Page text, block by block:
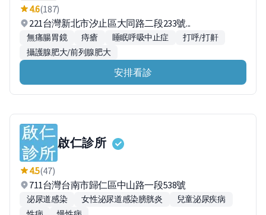
4.6(187)
221台灣新北市汐止區大同路二段233號...
無痛腸胃鏡 痔瘡 睡眠呼吸中止症
打呼/打鼾
攝護腺肥大/前列腺肥大
安排看診
啟仁診所
4.5(47)
711台灣台南市歸仁區中山路一段538號
泌尿道感染 女性泌尿道感染膀胱炎
兒童泌尿疾病